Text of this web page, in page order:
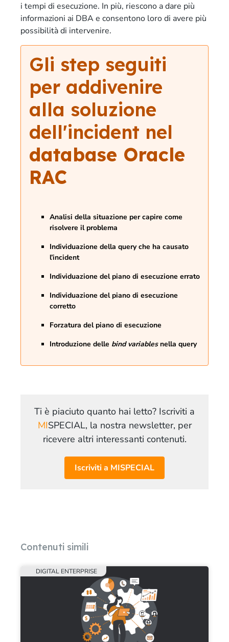
i tempi di esecuzione. In più, riescono a dare più
informazioni ai DBA e consentono loro di avere più
possibilità di intervenire.
Gli step seguiti
per addivenire
alla soluzione
dell'incident nel
database Oracle
RAC
Analisi della situazione per capire come
risolvere il problema
Individuazione della query che ha causato
l’incident
Individuazione del piano di esecuzione errato
Individuazione del piano di esecuzione
corretto
Forzatura del piano di esecuzione
Introduzione delle bind variablesnella query
Ti è piaciuto quanto hai letto? Iscriviti a
MISPECIAL, la nostra newsletter, per
ricevere altri interessanti contenuti.
Iscriviti a MISPECIAL
Contenuti simili
DIGITAL ENTERPRISE